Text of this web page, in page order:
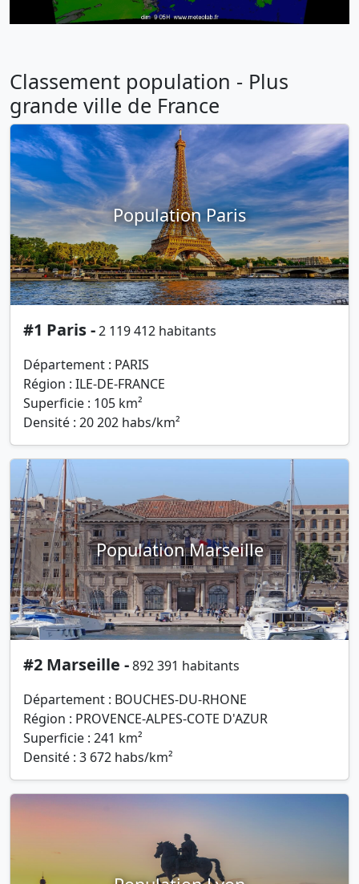
Classement population - Plus
grande ville de France
Population Paris
#1 Paris -2 119 412 habitants
Département : PARIS
Région : ILE-DE-FRANCE
Superficie : 105 km²
Densité : 20 202 habs/km²
Population Marseille
#2 Marseille -892 391 habitants
Département : BOUCHES-DU-RHONE
Région : PROVENCE-ALPES-COTE D'AZUR
Superficie : 241 km²
Densité : 3 672 habs/km²